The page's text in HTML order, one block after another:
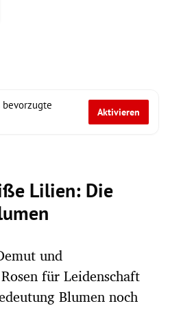
bevorzugte
Aktivieren
Lilien: Die
und
für Leidenschaft
Blumen noch